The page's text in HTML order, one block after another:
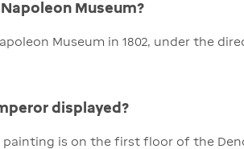
Museum?
Museum in 1802, under the
displayed?
is on the first floor of the